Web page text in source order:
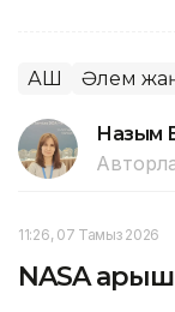
АҚШ Әлем
Назым
11:26, 07 Тамыз 2026
NASA